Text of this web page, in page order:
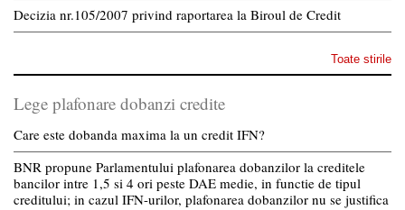
Decizia nr.105/2007 privind raportarea la Biroul de Credit
Toate stirile
Lege plafonare dobanzi credite
Care este dobanda maxima la un credit IFN?
BNR propune Parlamentului plafonarea dobanzilor la creditele
bancilor intre 1,5 si 4 ori peste DAE medie, in functie de tipul
creditului; in cazul IFN-urilor, plafonarea dobanzilor nu se justifica